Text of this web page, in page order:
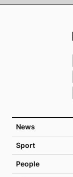
News
Sport
People